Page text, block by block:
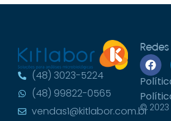
(48) 3023-5224
(48) 99822-0565
vendas1@kitlabor.com.br© 2023